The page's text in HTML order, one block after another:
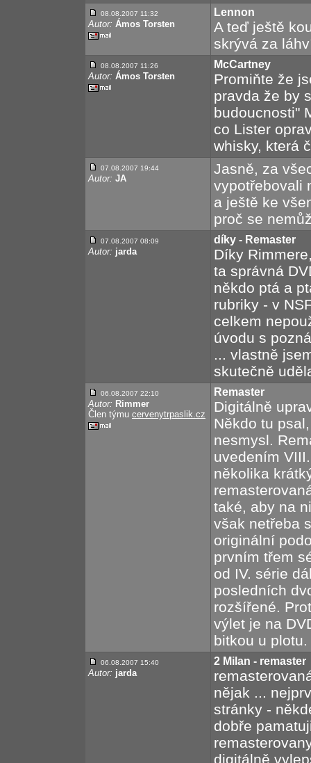
08.08.2007 11:32
Autor: Ámos Torsten
Lennon
A teď ještě
skrývá za
08.08.2007 11:26
Autor: Ámos Torsten
McCartney
Promiňte že
pravda že by
budoucnosti"
co Lister
whisky, která
07.08.2007 19:44
Autor: JA
Jasně, za
vypotřebovali
a ještě ke
proč se
07.08.2007 08:09
Autor: jarda
díky - Remaster
Díky
ta správná
někdo ptá a
rubriky - v
celkem
úvodu s
... vlastně
skutečně
06.08.2007 22:10
Autor: Rimmer
Člen týmu cervenytrpaslik.cz
Remaster
Digitálně
Někdo tu
nesmysl.
uvedením
několika
také, aby na
však netřeba
originální
prvním třem
od IV. série
posledních
rozšířené.
výlet je na
bitkou u plotu.
06.08.2007 15:40
Autor: jarda
2 Milan - remaster
nějak ...
stránky -
dobře
digitálně